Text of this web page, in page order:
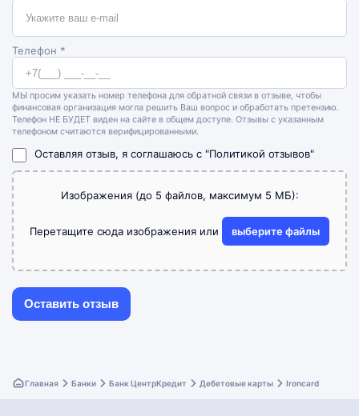
Телефон *
МЫ просим указать номер телефона для обратной связи в отзыве, чтобы
финансовая организация могла решить Ваш вопрос и обработать претензию.
Телефон НЕ БУДЕТ виден на сайте в общем доступе. Отзывы с указанным
телефоном считаются верифицированными.
Оставляя отзыв, я соглашаюсь с "Политикой отзывов"
Изображения (до 5 файлов, максимум 5 МБ):
Перетащите сюда изображения или выберите файлы
Главная Банки Банк ЦентрКредит Дебетовые карты Ironcard